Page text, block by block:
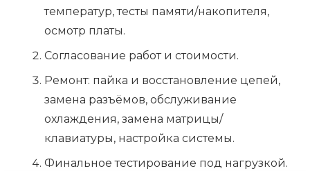
температур, тесты памяти/накопителя,
осмотр платы.
Согласование работ и стоимости.
Ремонт: пайка и восстановление цепей,
замена разъёмов, обслуживание
охлаждения, замена матрицы/
клавиатуры, настройка системы.
Финальное тестирование под нагрузкой.